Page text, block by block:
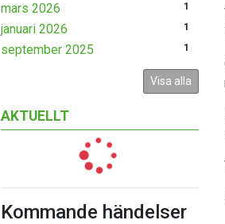
mars 2026 1
januari 2026 1
september 2025 1
Visa alla
AKTUELLT
Kommande händelser